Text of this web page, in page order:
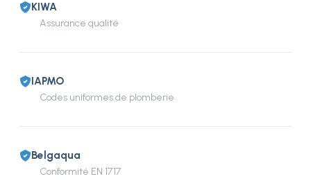
KIWA
Assurance qualité
IAPMO
Codes uniformes de plomberie
Belgaqua
Conformité EN 1717